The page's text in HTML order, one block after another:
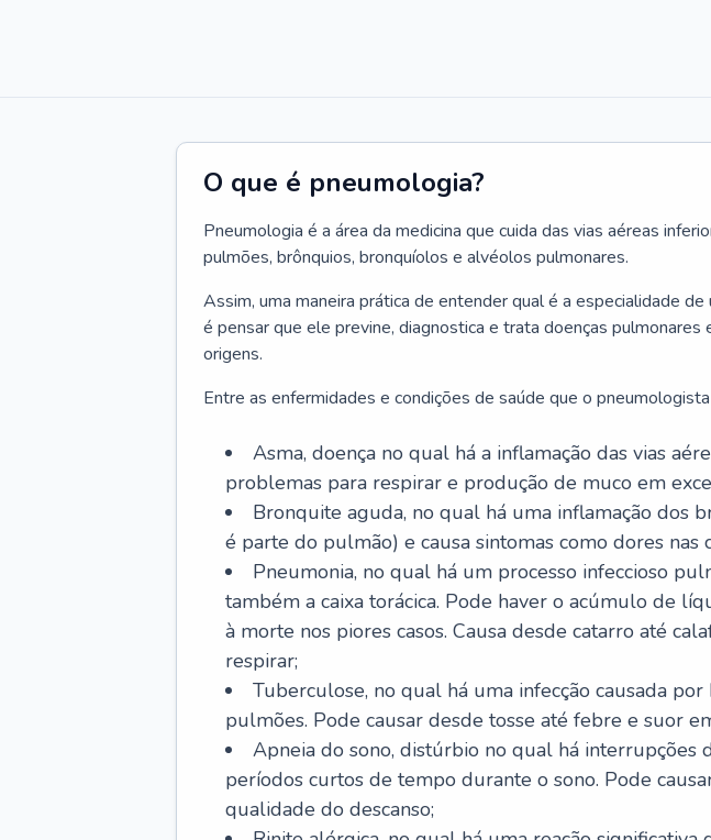
O que é pneumologia?
Pneumologia é a área da medicina que cuida das vias aéreas
pulmões, brônquios, bronquíolos e alvéolos pulmonares.
Assim, uma maneira prática de entender qual é a especialidade
é pensar que ele previne, diagnostica e trata doenças pulmonares
origens.
Entre as enfermidades e condições de saúde que o
Asma, doença no qual há a inflamação das vias
problemas para respirar e produção de muco em
Bronquite aguda, no qual há uma inflamação dos
é parte do pulmão) e causa sintomas como dores nas
Pneumonia, no qual há um processo infeccioso
também a caixa torácica. Pode haver o acúmulo de
à morte nos piores casos. Causa desde catarro até
respirar;
Tuberculose, no qual há uma infecção causada
pulmões. Pode causar desde tosse até febre e suor
Apneia do sono, distúrbio no qual há interrupções
períodos curtos de tempo durante o sono. Pode
qualidade do descanso;